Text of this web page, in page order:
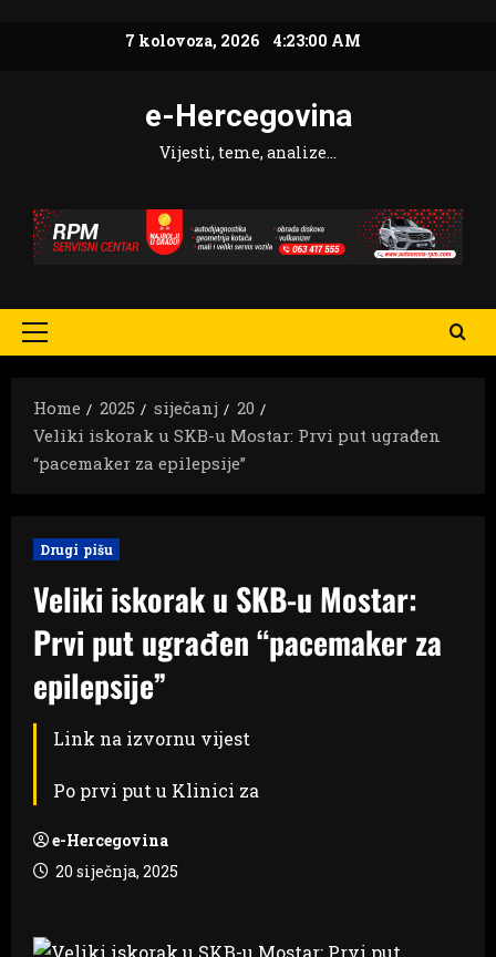
7 kolovoza, 2026 4:23:01 AM
e-Hercegovina
Vijesti, teme, analize…
Primary
Home
2025 siječanj
20
Veliki iskorak u SKB-u Mostar: Prvi put ugrađen
“pacemaker za epilepsije”
Drugi pišu
Veliki iskorak u SKB-u Mostar:
Prvi put ugrađen “pacemaker za
epilepsije”
Link na izvornu vijest
Po prvi put u Klinici za
e-Hercegovina
20 siječnja, 2025